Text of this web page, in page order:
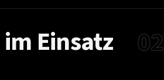
im Einsatz 02